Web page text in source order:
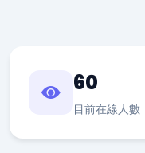
60
目前在線人數